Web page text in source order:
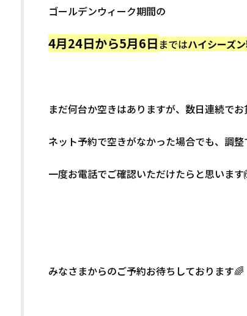
ゴールデンウィーク期間の
4月24日から5月6日 まではハイシーズ
まだ何台か空きはありますが、数日連続で
ネット予約で空きがなかった場合でも、調
一度お電話でご確認いただけたらと思います
みなさまからのご予約お待ちしております🌈